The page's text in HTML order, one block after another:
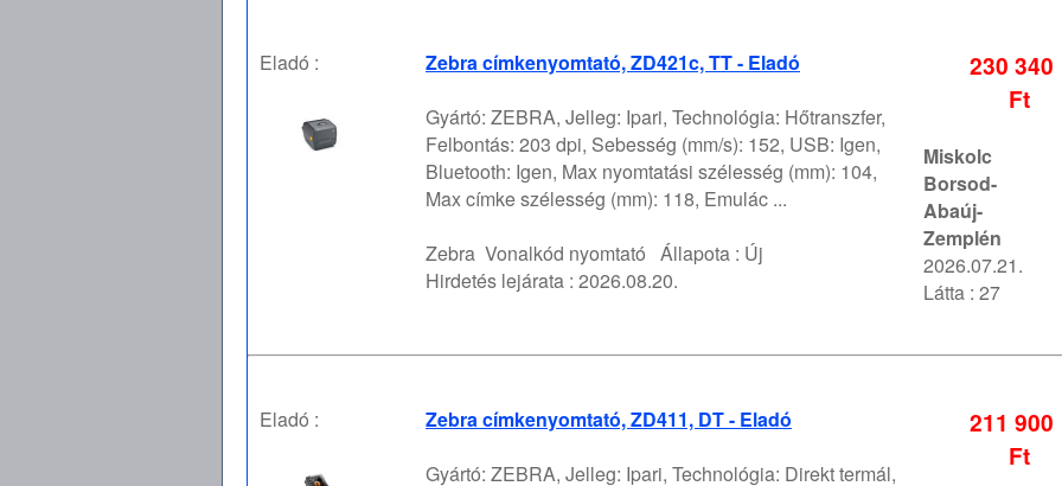
Eladó :
Zebra címkenyomtató, ZD421c, TT - Eladó
Gyártó: ZEBRA, Jelleg: Ipari, Technológia: Hőtranszfer,
Felbontás: 203 dpi, Sebesség (mm/s): 152, USB: Igen,
Bluetooth: Igen, Max nyomtatási szélesség (mm): 104,
Max címke szélesség (mm): 118, Emulác ...
Zebra Vonalkód nyomtató Állapota : Új
Hirdetés lejárata : 2026.08.20.
230 340
Ft
Miskolc
Borsod-
Abaúj-
Zemplén
2026.07.21.
Látta : 27
Eladó :
Zebra címkenyomtató, ZD411, DT - Eladó
Gyártó: ZEBRA, Jelleg: Ipari, Technológia: Direkt termál,
211 900
Ft